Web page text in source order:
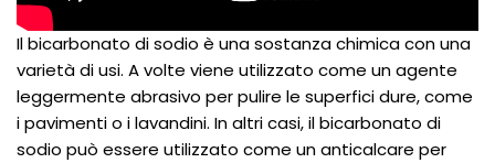
Il bicarbonato di sodio è una sostanza chimica con una
varietà di usi. A volte viene utilizzato come un agente
leggermente abrasivo per pulire le superfici dure, come
i pavimenti o i lavandini. In altri casi, il bicarbonato di
sodio può essere utilizzato come un anticalcare per